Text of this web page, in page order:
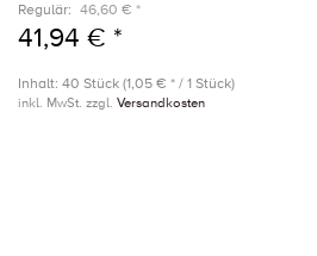
Regulär: 46,60 € *
41,94 € *
Inhalt: 40 Stück (1,05 € * / 1 Stück)
inkl. MwSt. zzgl. Versandkosten